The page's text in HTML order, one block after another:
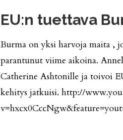
EU:n tuettava
Burma on yksi harvoja maita ,
parantunut viime aikoina.
Catherine Ashtonille ja toivoi
kehitys jatkuisi. http://